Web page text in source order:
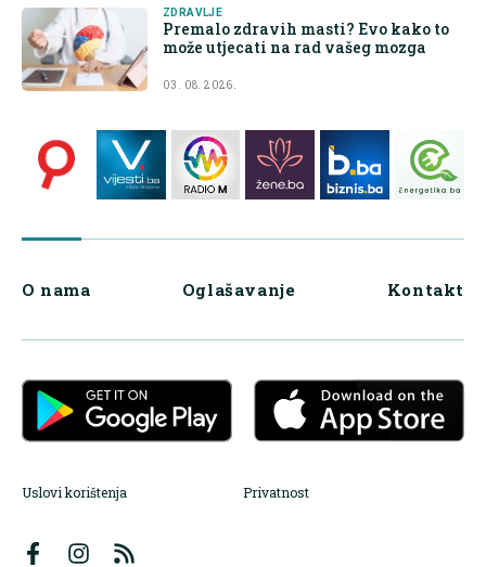
ZDRAVLJE
Premalo zdravih masti? Evo kako to
može utjecati na rad vašeg mozga
03. 08. 2026.
O nama Oglašavanje Kontakt
Uslovi korištenja Privatnost